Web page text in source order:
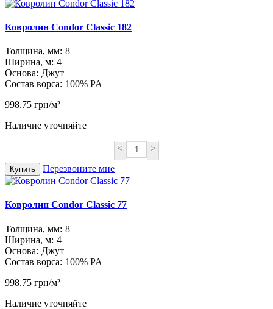
Ковролин Condor Classic 182
Толщина, мм: 8
Ширина, м: 4
Основа: Джут
Состав ворса: 100% PA
998.75 грн/м²
Наличие уточняйте
< >
Купить Перезвоните мне
Ковролин Condor Classic 77
Толщина, мм: 8
Ширина, м: 4
Основа: Джут
Состав ворса: 100% PA
998.75 грн/м²
Наличие уточняйте